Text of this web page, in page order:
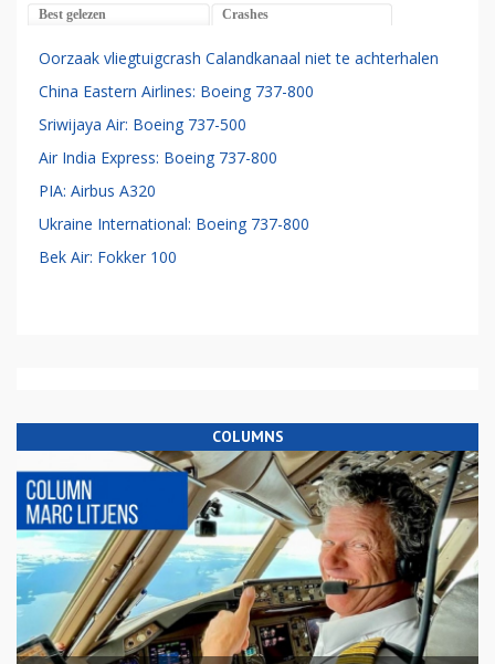
Best gelezen Crashes
Oorzaak vliegtuigcrash Calandkanaal niet te achterhalen
China Eastern Airlines: Boeing 737-800
Sriwijaya Air: Boeing 737-500
Air India Express: Boeing 737-800
PIA: Airbus A320
Ukraine International: Boeing 737-800
Bek Air: Fokker 100
COLUMNS